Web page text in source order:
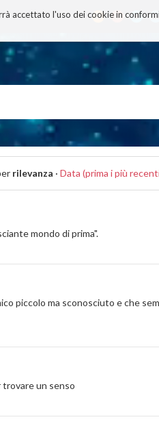
accettato l'uso dei cookie in
rilevanza · Data (prima i più
mondo di prima".
piccolo ma sconosciuto e che
trovare un senso